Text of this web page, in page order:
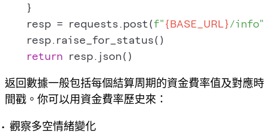
    }
    resp = requests.post(
f"{BASE_URL}/info"
    resp.raise_for_status()
return
返回數據一般包括每個結算周期的資金費率值及對應時
間戳。你可以用資金費率歷史來：
觀察多空情緒變化